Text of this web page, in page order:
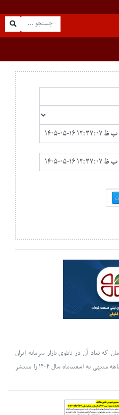
نماد آن در تابلوی بازار سرمایه ایران
«غنیلی» می‌باشد، صورت‌های مالی ۱۲ ماهه منتهی به اسفندماه سال ۱۴۰۴ را منتشر